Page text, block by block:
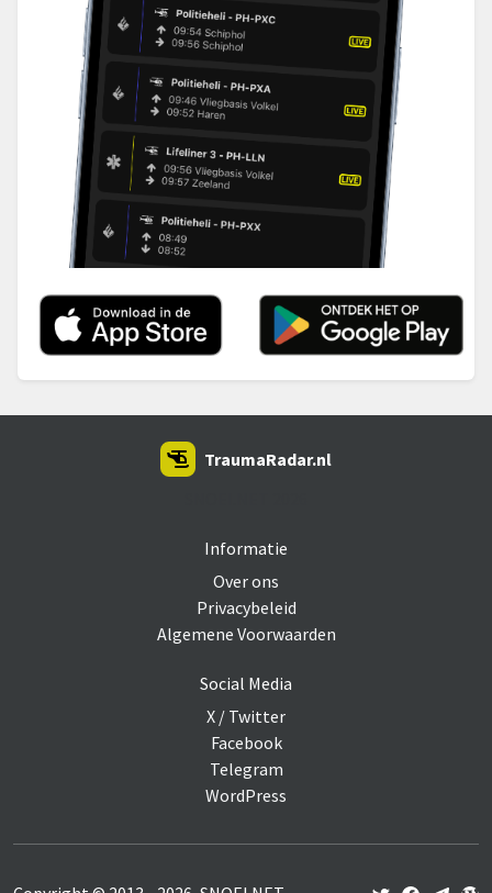
Informatie
Over ons
Privacybeleid
Algemene Voorwaarden
Social Media
X / Twitter
Facebook
Telegram
WordPress
TraumaRadar.nl